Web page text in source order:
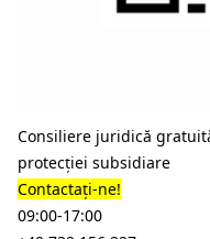
Consiliere juridică
protecției subsidiare
Contactați-ne!
09:00-17:00